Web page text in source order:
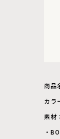
商品
カラ
素材：
・